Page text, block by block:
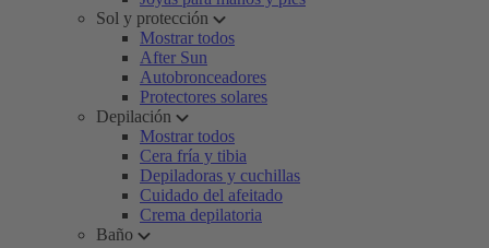
Sol y protección
Mostrar todos
After Sun
Autobronceadores
Protectores solares
Depilación
Mostrar todos
Cera fría y tibia
Depiladoras y cuchillas
Cuidado del afeitado
Crema depilatoria
Baño